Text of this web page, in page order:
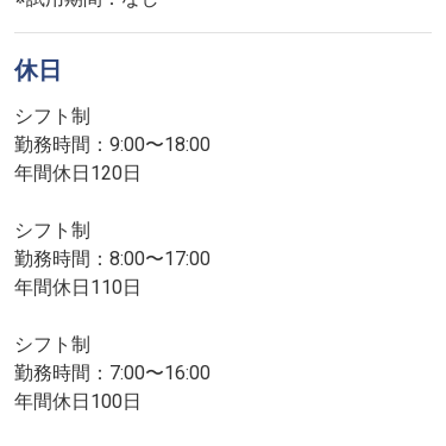
休日
シフト制
勤務時間：9:00〜18:00
年間休日120日
シフト制
勤務時間：8:00〜17:00
年間休日110日
シフト制
勤務時間：7:00〜16:00
年間休日100日